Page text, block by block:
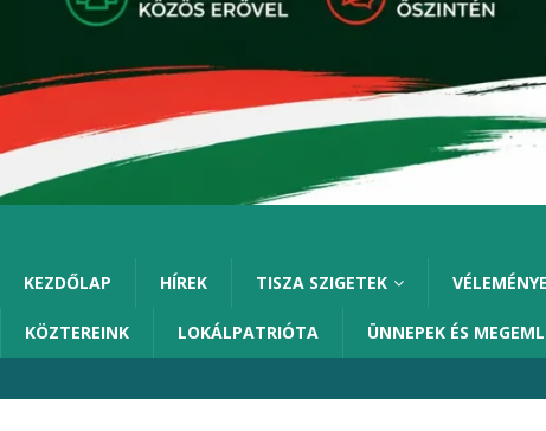
KEZDŐLAP HÍREK TISZA SZIGETEK
KÖZTEREINK LOKÁLPATRIÓTA ÜNNEPEK ÉS